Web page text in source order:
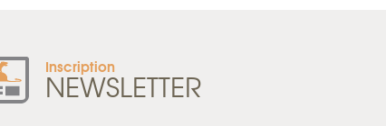
Inscription
NEWSLETTER